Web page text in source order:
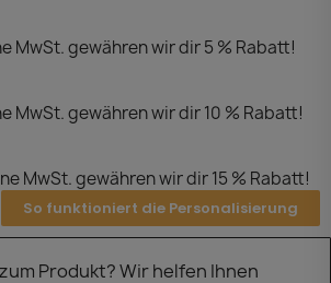
MwSt. gewähren wir dir 5 % Rabatt!
MwSt. gewähren wir dir 10 % Rabatt!
MwSt. gewähren wir dir 15 % Rabatt!
So funktioniert die Personalisierung
zum Produkt? Wir helfen Ihnen